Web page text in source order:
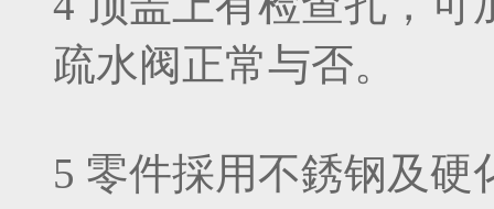
疏水阀正常与否。
5 零件採用不銹钢及